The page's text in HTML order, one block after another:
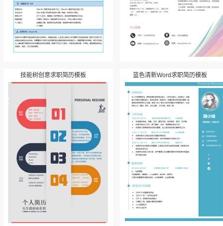
技能树创意求职简历模板 蓝色清新Word求职简历模板